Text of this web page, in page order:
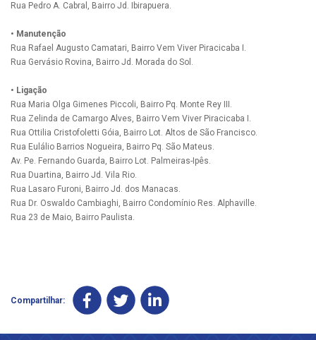
Rua Pedro A. Cabral, Bairro Jd. Ibirapuera.
• Manutenção
Rua Rafael Augusto Camatari, Bairro Vem Viver Piracicaba I.
Rua Gervásio Rovina, Bairro Jd. Morada do Sol.
• Ligação
Rua Maria Olga Gimenes Piccoli, Bairro Pq. Monte Rey III.
Rua Zelinda de Camargo Alves, Bairro Vem Viver Piracicaba I.
Rua Ottilia Cristofoletti Góia, Bairro Lot. Altos de São Francisco.
Rua Eulálio Barrios Nogueira, Bairro Pq. São Mateus.
Av. Pe. Fernando Guarda, Bairro Lot. Palmeiras-Ipês.
Rua Duartina, Bairro Jd. Vila Rio.
Rua Lasaro Furoni, Bairro Jd. dos Manacas.
Rua Dr. Oswaldo Cambiaghi, Bairro Condomínio Res. Alphaville.
Rua 23 de Maio, Bairro Paulista.
Compartilhar: